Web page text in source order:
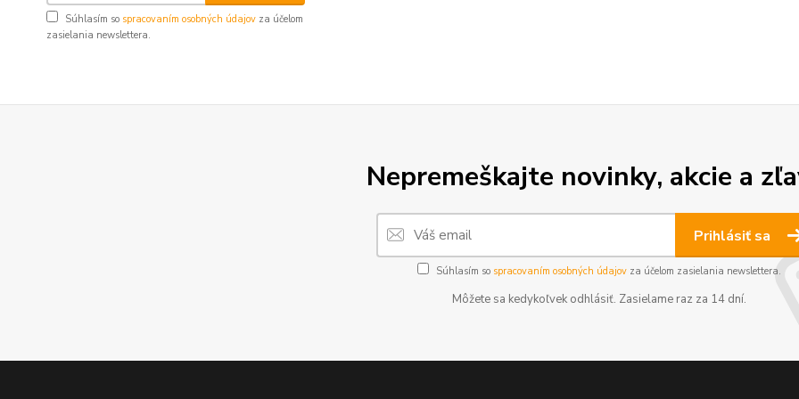
Súhlasím so spracovaním osobných údajov za účelom
zasielania newslettera.
Nepremeškajte novinky, akcie a
Prihlásiť sa
Súhlasím so spracovaním osobných údajov za účelom zasielania newslettera.
Môžete sa kedykoľvek odhlásiť. Zasielame raz za 14 dní.